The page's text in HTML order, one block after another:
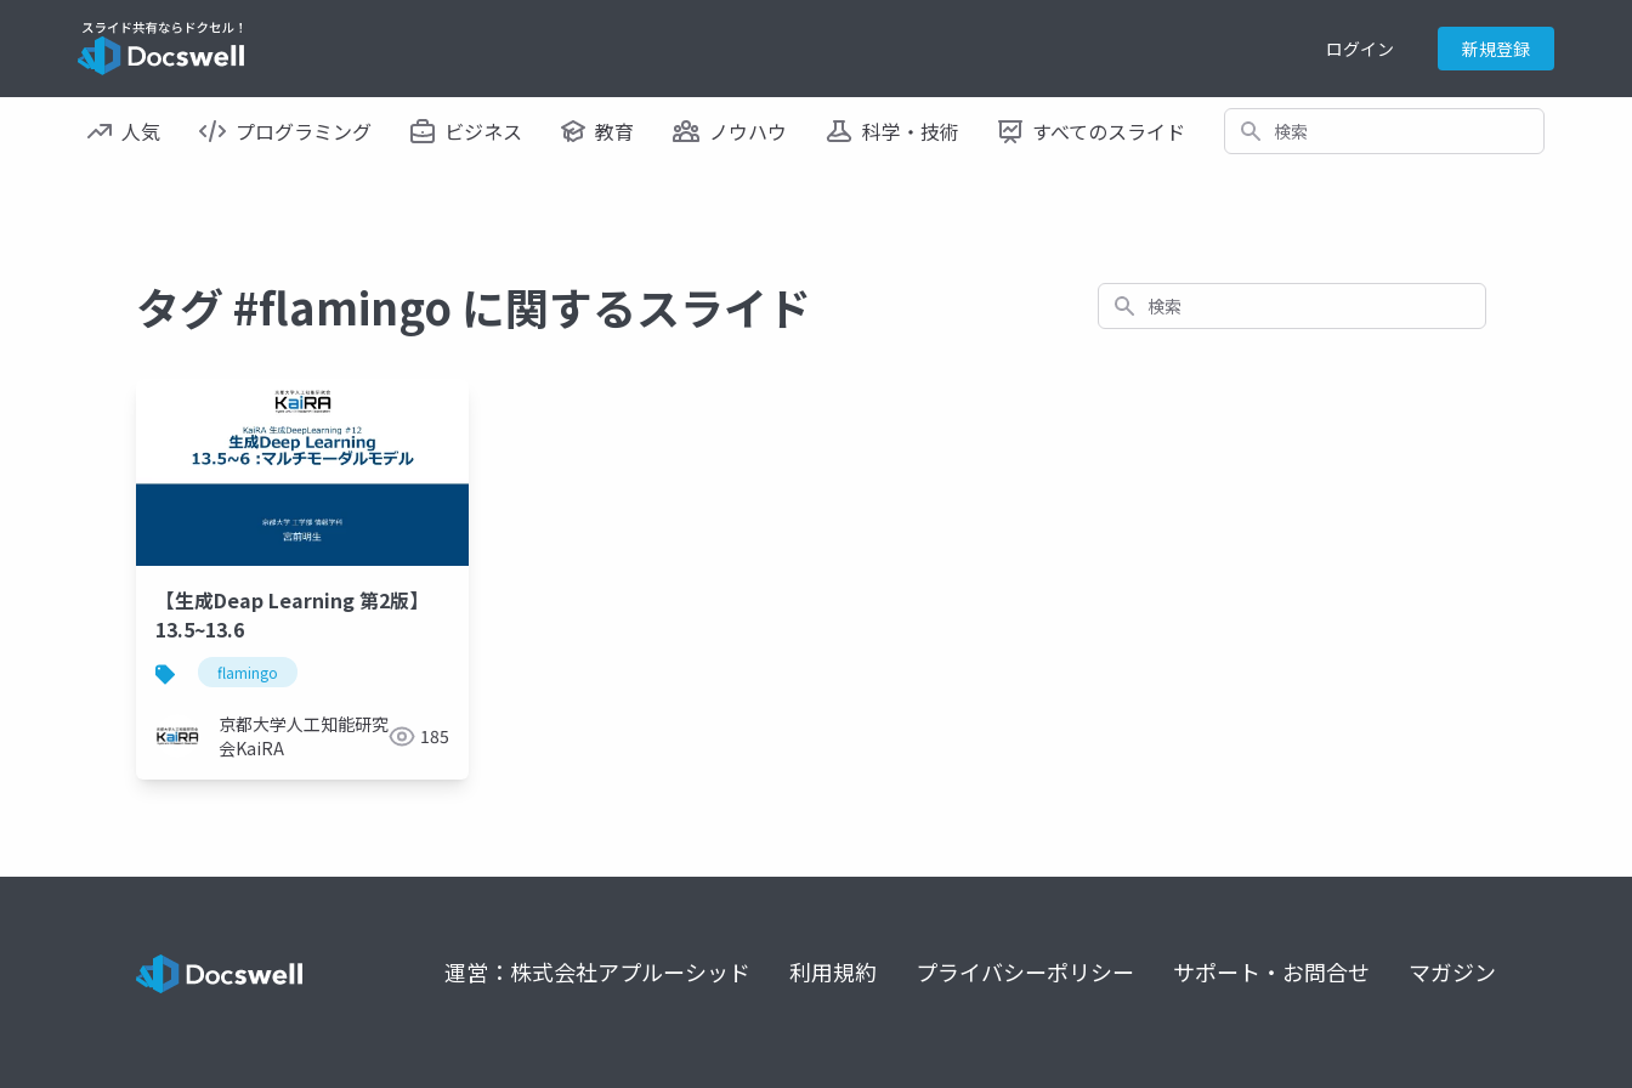
ログイン 新規登録
人気 プログラミング ビジネス 教育 ノウハウ 科学・技術 すべてのスライド 検索
タグ #flamingo に関するスライド 検索
【生成Deap Learning 第2版】
13.5~13.6
flamingo
京都大学人工知能研究
会KaiRA
185
運営：株式会社アプルーシッド 利用規約 プライバシーポリシー サポート・お問合せ マガジン